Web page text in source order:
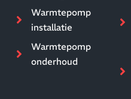
Warmtepomp
installatie
Warmtepomp
onderhoud